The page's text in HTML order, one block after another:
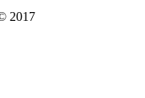
2017